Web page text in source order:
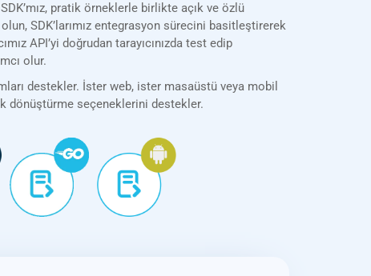
pratik örneklerle birlikte açık ve özlü
SDK’larımız entegrasyon sürecini basitleştirerek
API’yi doğrudan tarayıcınızda test edip
olur.
destekler. İster web, ister masaüstü veya mobil
dönüştürme seçeneklerini destekler.